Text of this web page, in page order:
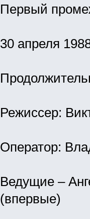
Первый
30 апреля
Режиссер:
Оператор:
Ведущие –
(впервые)